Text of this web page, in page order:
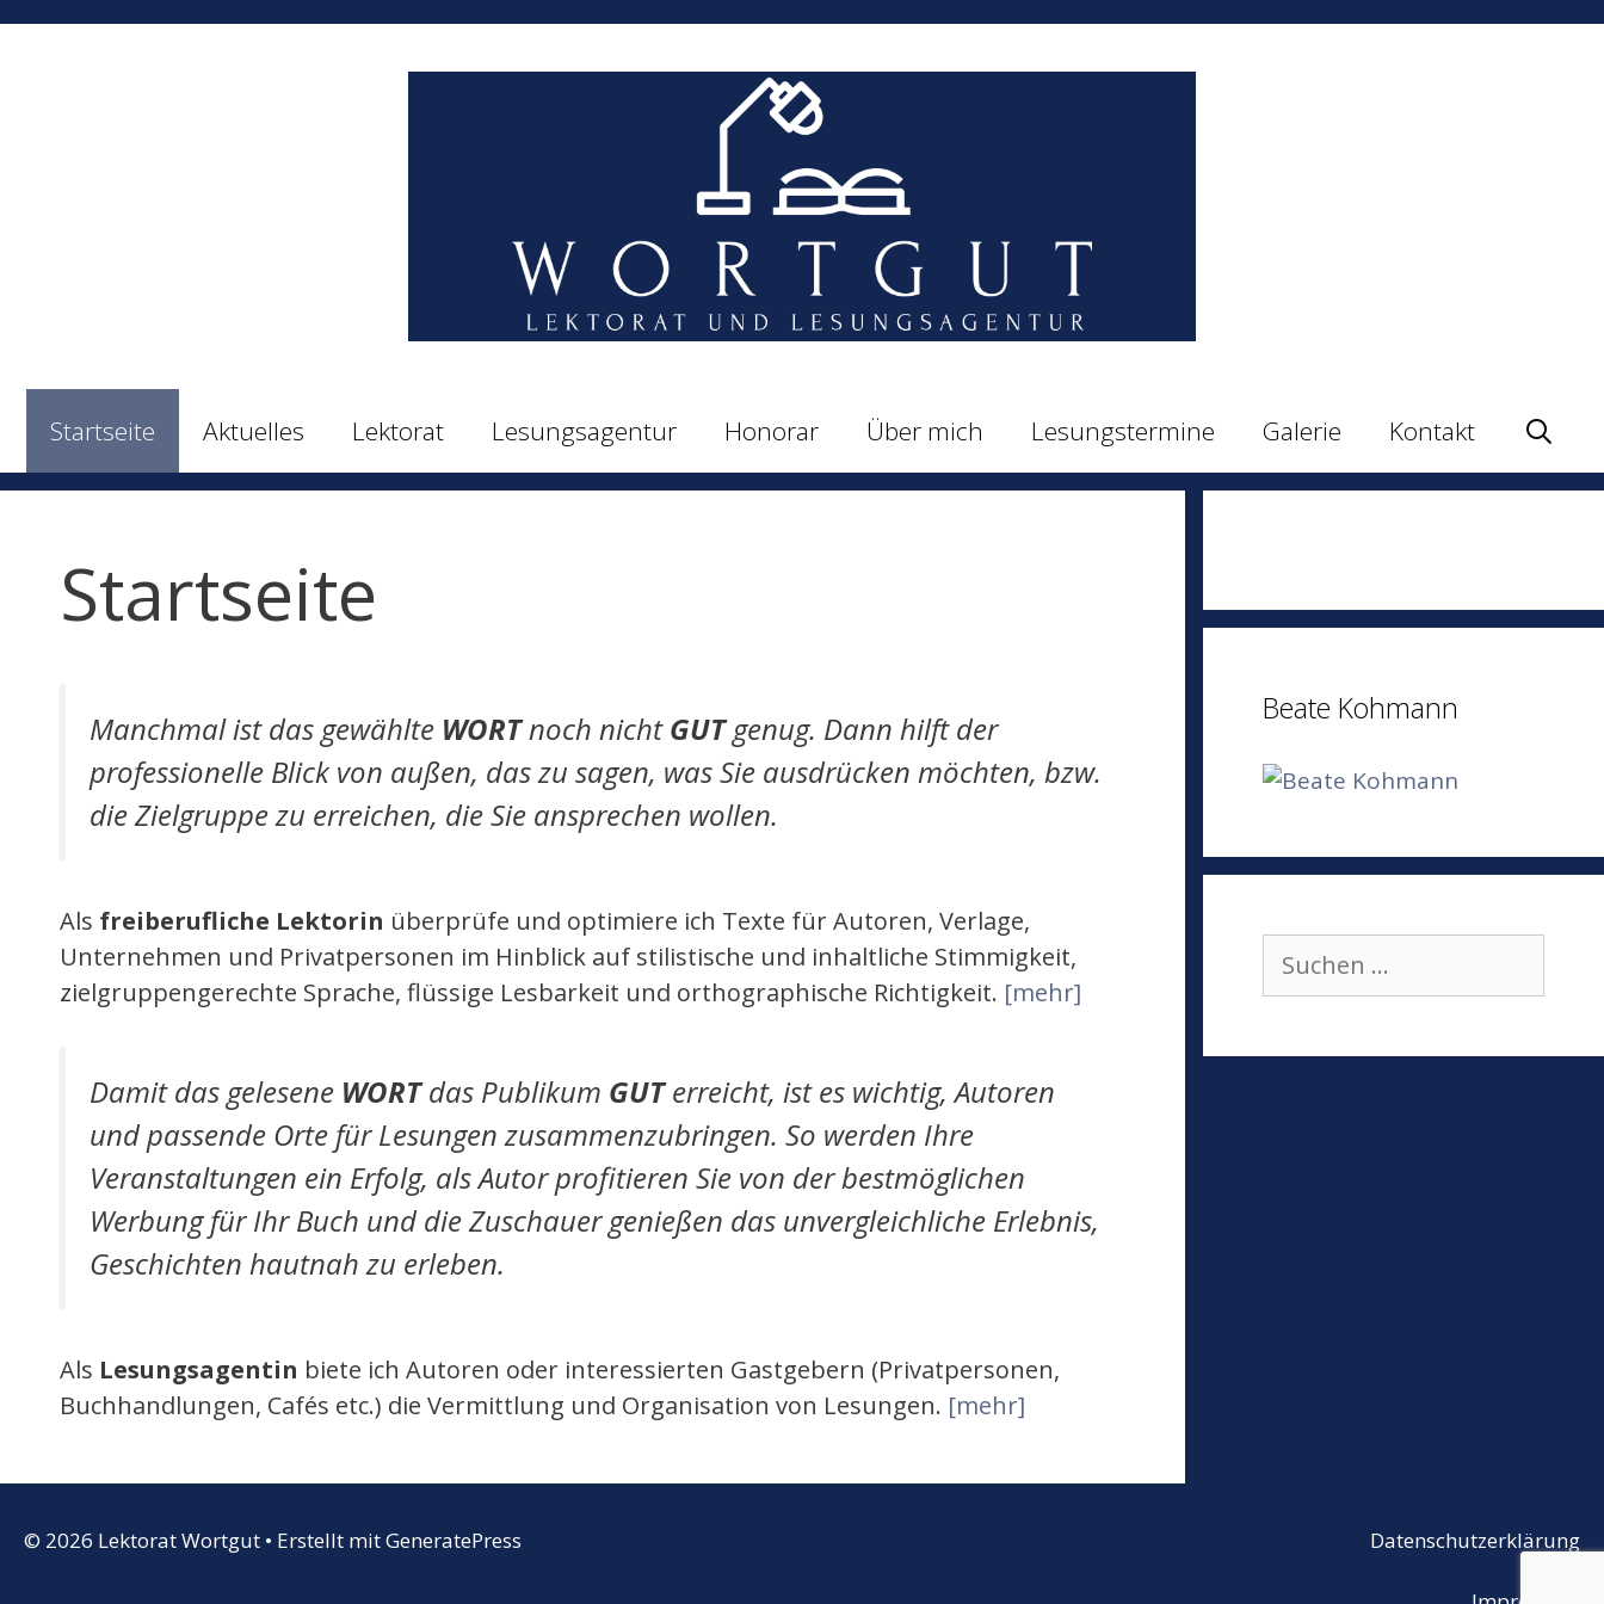
Zum
Startseite Aktuelles Lektorat Lesungsagentur Honorar Über mich Lesungstermine Galerie Kontakt
Startseite
Manchmal ist das gewählte WORTnoch nichtGUTgenug. Dann hilft der
professionelle Blick von außen, das zu sagen, was Sie ausdrücken möchten, bzw.
die Zielgruppe zu erreichen, die Sie ansprechen wollen.
Als freiberufliche Lektorin überprüfe und optimiere ich Texte für Autoren, Verlage,
Unternehmen und Privatpersonen im Hinblick auf stilistische und inhaltliche Stimmigkeit,
zielgruppengerechte Sprache, flüssige Lesbarkeit und orthographische Richtigkeit. [mehr]
Damit das gelesene WORTdas Publikum GUTerreicht, ist es wichtig, Autoren
und passende Orte für Lesungen zusammenzubringen. So werden Ihre
Veranstaltungen ein Erfolg, als Autor profitieren Sie von der bestmöglichen
Werbung für Ihr Buch und die Zuschauer genießen das unvergleichliche Erlebnis,
Geschichten hautnah zu erleben.
Als Lesungsagentin biete ich Autoren oder interessierten Gastgebern (Privatpersonen,
Buchhandlungen, Cafés etc.) die Vermittlung und Organisation von Lesungen. [mehr]
Beate Kohmann
Suchen
nach:
Datenschutzerklärung
© 2026 Lektorat Wortgut • Erstellt mitGeneratePress